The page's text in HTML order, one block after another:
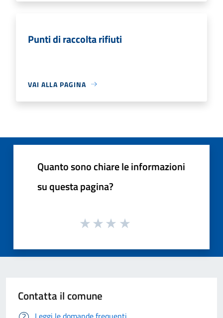
Punti di raccolta rifiuti
VAI ALLA PAGINA
Quanto sono chiare le informazioni
su questa pagina?
Contatta il comune